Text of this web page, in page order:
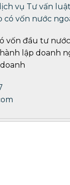
vụ Tư vấn
vốn nước
vốn đầu tư
lập doanh